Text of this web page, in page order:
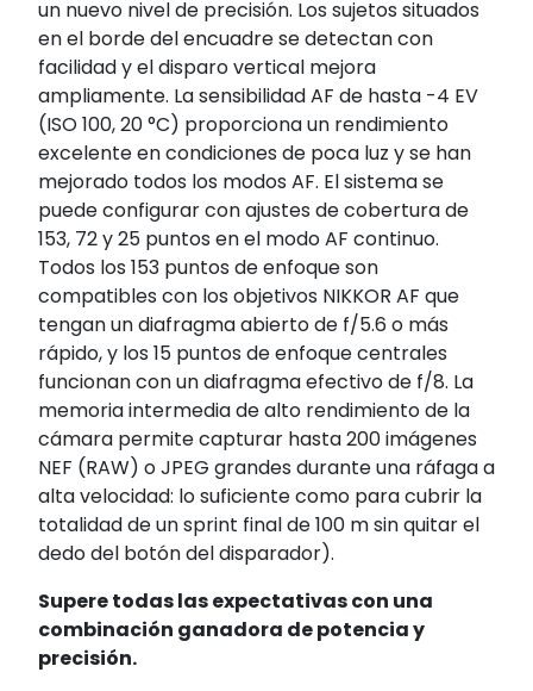
un nuevo nivel de precisión. Los sujetos situados
en el borde del encuadre se detectan con
facilidad y el disparo vertical mejora
ampliamente. La sensibilidad AF de hasta -4 EV
(ISO 100, 20 °C) proporciona un rendimiento
excelente en condiciones de poca luz y se han
mejorado todos los modos AF. El sistema se
puede configurar con ajustes de cobertura de
153, 72 y 25 puntos en el modo AF continuo.
Todos los 153 puntos de enfoque son
compatibles con los objetivos NIKKOR AF que
tengan un diafragma abierto de f/5.6 o más
rápido, y los 15 puntos de enfoque centrales
funcionan con un diafragma efectivo de f/8. La
memoria intermedia de alto rendimiento de la
cámara permite capturar hasta 200 imágenes
NEF (RAW) o JPEG grandes durante una ráfaga a
alta velocidad: lo suficiente como para cubrir la
totalidad de un sprint final de 100 m sin quitar el
dedo del botón del disparador).
Supere todas las expectativas con una
combinación ganadora de potencia y
precisión.